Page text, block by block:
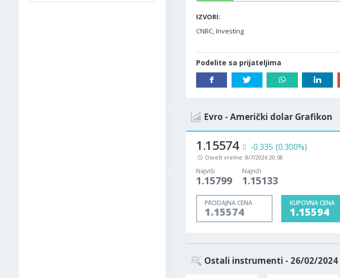
IZVORI:
CNBC, Investing
Podelite sa prijateljima
Evro - Američki dolar Grafikon
1.15574 -0.335 (0.300%)
Osveži vreme: 8/7/2026 20:58
Najviši
1.15799
Najniži
1.15133
PRODAJNA CENA
1.15574
KUPOVNA CENA
1.15594
Ostali instrumenti - 26/02/2024